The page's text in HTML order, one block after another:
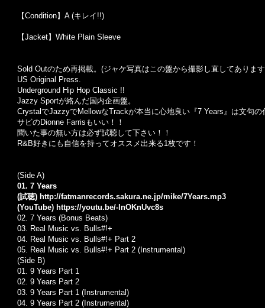
【Condition】A (キレイ!!)
【Jacket】White Plain Sleeve
Sold Outのため再掲載。(ジャケ写真はこの盤から撮影し直してありま
US Original Press.
Underground Hip Hop Classic !!
Jazzy Sportが絡んだ国内企画盤。
CrystalでJazzyでMellowなTrackが本当に心地良い『7 Years』は文句
サビのDionne Farrisもいい！！
聞いた事の無い方は必ず試聴して下さい！！
R&B好きにも自信を持ってオススメ出来る1枚です！
(Side A)
01. 7 Years
(試聴) http://fatmanrecords.sakura.ne.jp/mike/7Years.mp3
(YouTube) https://youtu.be/-lnOKnUvc8s
02. 7 Years (Bonus Beats)
03. Real Music vs. Bulls#!+
04. Real Music vs. Bulls#!+ Part 2
05. Real Music vs. Bulls#!+ Part 2 (Instrumental)
(Side B)
01. 9 Years Part 1
02. 9 Years Part 2
03. 9 Years Part 1 (Instrumental)
04. 9 Years Part 2 (Instrumental)